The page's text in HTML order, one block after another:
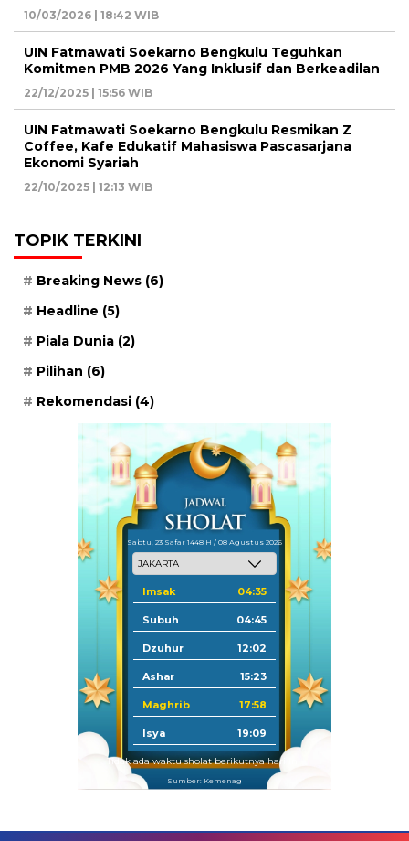
10/03/2026 | 18:42 WIB
UIN Fatmawati Soekarno Bengkulu Teguhkan
Komitmen PMB 2026 Yang Inklusif dan Berkeadilan
22/12/2025 | 15:56 WIB
UIN Fatmawati Soekarno Bengkulu Resmikan Z
Coffee, Kafe Edukatif Mahasiswa Pascasarjana
Ekonomi Syariah
22/10/2025 | 12:13 WIB
TOPIK TERKINI
Breaking News (6)
Headline (5)
Piala Dunia (2)
Pilihan (6)
Rekomendasi (4)
Sabtu, 23 Safar 1448 H / 08 Agustus 2026
Imsak 04:35
Subuh 04:45
Dzuhur 12:02
Ashar 15:23
Maghrib 17:58
Isya 19:09
Tidak ada waktu sholat berikutnya hari ini.
Sumber: Kemenag